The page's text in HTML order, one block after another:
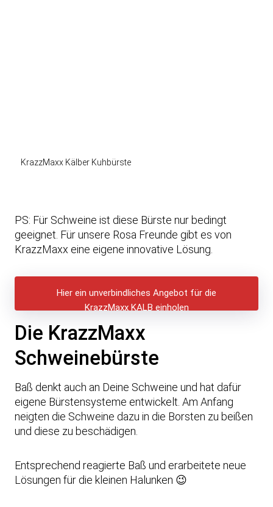
KrazzMaxx Kälber Kuhbürste
PS: Für Schweine ist diese Bürste nur bedingt
geeignet. Für unsere Rosa Freunde gibt es von
KrazzMaxx eine eigene innovative Lösung.
Hier ein unverbindliches Angebot für die
KrazzMaxx KALB einholen
Die KrazzMaxx
Schweinebürste
Baß denkt auch an Deine Schweine und hat dafür
eigene Bürstensysteme entwickelt. Am Anfang
neigten die Schweine dazu in die Borsten zu beißen
und diese zu beschädigen.
Entsprechend reagierte Baß und erarbeitete neue
Lösungen für die kleinen Halunken 😉
M
i